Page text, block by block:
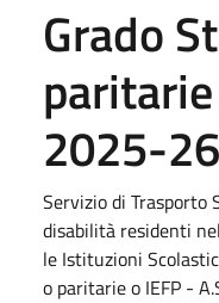
Grado
2025-
Servizio di Trasporto
disabilità residenti
le Istituzioni
o paritarie o IEFP -